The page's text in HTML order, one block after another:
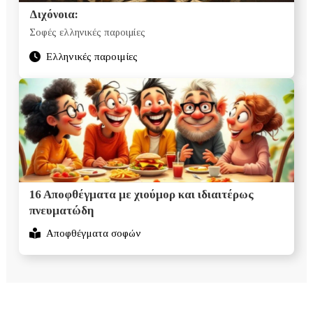
Διχόνοια:
Σοφές ελληνικές παροιμίες
Ελληνικές παροιμίες
16 Αποφθέγματα με χιούμορ και ιδιαιτέρως
πνευματώδη
Αποφθέγματα σοφών